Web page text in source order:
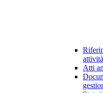
attività
Atti